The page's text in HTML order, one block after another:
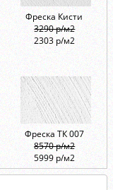
Фреска Кисти
3290 р/м2
2303 р/м2
Фреска ТК 007
8570 р/м2
5999 р/м2